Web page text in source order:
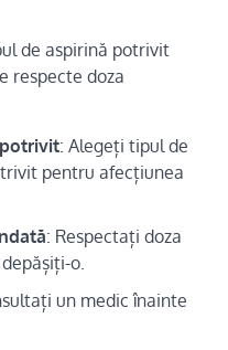
de aspirină potrivit
respecte doza
: Alegeți tipul de
pentru afecțiunea
: Respectați doza
o.
un medic înainte